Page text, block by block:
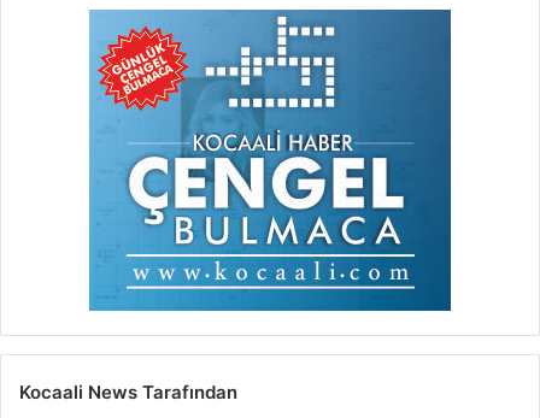
Kocaali News Tarafından